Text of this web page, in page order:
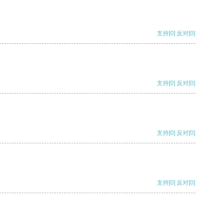
支持[0] 反对[0]
支持[0] 反对[0]
支持[0] 反对[0]
支持[0] 反对[0]